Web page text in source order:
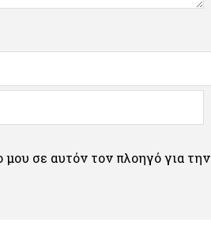
σε αυτόν τον πλοηγό για την